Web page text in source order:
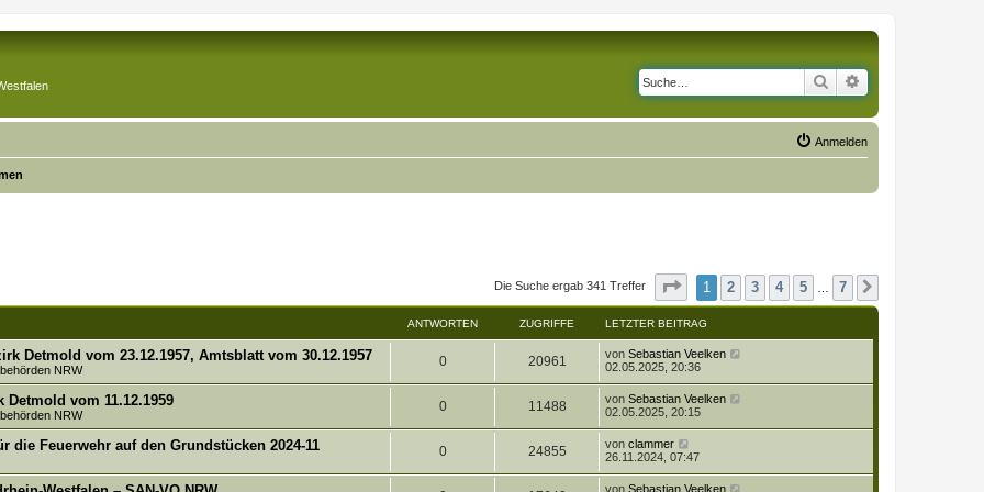
Suche
Anmelden
Die Suche ergab 341 Treffer Seite 1von
1 2 3 4 5 7
ANTWORTEN ZUGRIFFE LETZTER BEITRAG
Detmold vom 23.12.1957, Amtsblatt vom 30.12.1957
NRW
0A
n
w
o
20961
u
r
i
L
e
t
e
r
B
e
i
t
von Sebastian Veelken
02.05.2025, 20:36
vom 11.12.1959
NRW
0A
n
11488Z
u
L
e
t
e
r
von Sebastian Veelken
02.05.2025, 20:15
die Feuerwehr auf den Grundstücken 2024-11 0A
n
24855Z
u
L
e
von clammer
26.11.2024, 07:47
L
von Sebastian Veelken